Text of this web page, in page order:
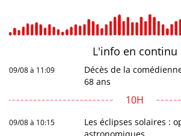
L'info en continu
09/08 à 11:09
Décès de la
68 ans
10H
09/08 à 10:15
Les éclipses solaires :